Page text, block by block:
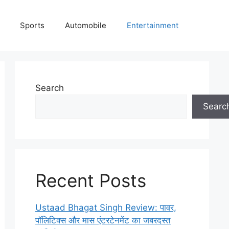
Sports Automobile Entertainment
Search
Recent Posts
Ustaad Bhagat Singh Review: पावर,
पॉलिटिक्स और मास एंटरटेनमेंट का जबरदस्त